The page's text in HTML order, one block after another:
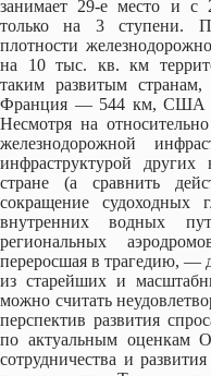
занимает 29-е место и с
только на 3 ступени.
плотности
на 10 тыс. кв. км
таким развитым
Франция — 544 км, США
Несмотря на
железнодорожной
инфраструктурой
стране (а сравнить
сокращение судоходных
внутренних водных
региональных
переросшая в трагедию, —
из старейших и
можно считать
перспектив развития
по актуальным оценкам
сотрудничества и